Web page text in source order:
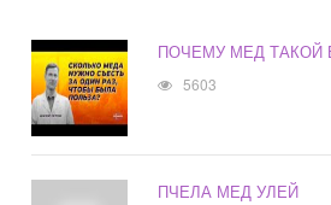
ПОЧЕМУ МЕД ТАКОЙ
5603
ПЧЕЛА МЕД УЛЕЙ